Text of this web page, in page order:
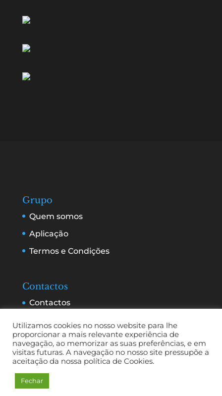
Grupo
Quem somos
Aplicação
Termos e Condições
Contactos
Contactos
Utilizamos cookies no nosso website para lhe
proporcionar a mais relevante experiência de
navegação, ao memorizar as suas preferências, e em
visitas futuras. A navegação no nosso site pressupõe a
aceitação da nossa política de Cookies.
Fechar